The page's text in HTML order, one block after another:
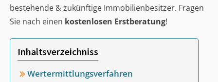
bestehende & zukünftige Immobilienbesitzer. Fragen
Sie nach einen kostenlosen Erstberatung!
Inhaltsverzeichniss
Wertermittlungsverfahren